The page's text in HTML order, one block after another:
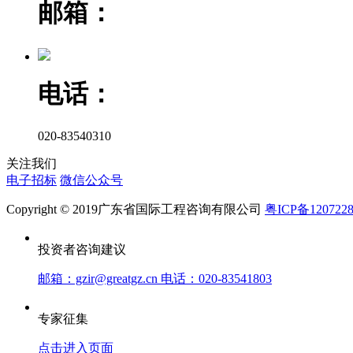
邮箱：
电话：
020-83540310
关注我们
电子招标 微信公众号
Copyright © 2019广东省国际工程咨询有限公司 粤ICP备
投资者咨询建议
邮箱：gzir@greatgz.cn 电话：020-83541803
专家征集
点击进入页面